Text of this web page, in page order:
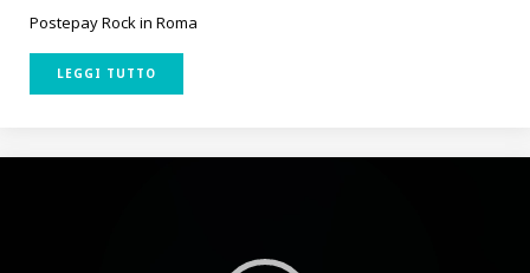
Postepay Rock in Roma
LEGGI TUTTO